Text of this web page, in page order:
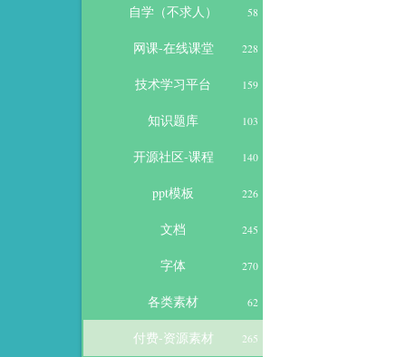
自学（不求人） 58
网课-在线课堂 228
技术学习平台 159
知识题库 103
开源社区-课程 140
ppt模板 226
文档 245
字体 270
各类素材 62
付费-资源素材 265